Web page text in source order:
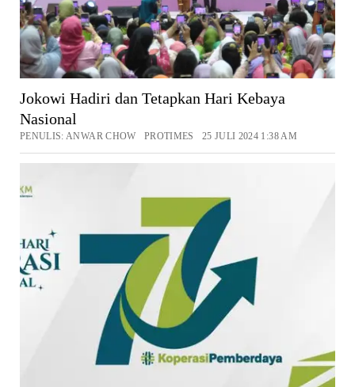
Jokowi Hadiri dan Tetapkan Hari Kebaya
Nasional
PENULIS: ANWAR CHOW PROTIMES 25 JULI 2024 1:38 AM